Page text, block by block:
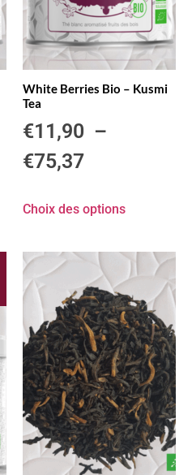
White Berries Bio – Kusmi
Tea
€11,90 –
€75,37
Choix des options